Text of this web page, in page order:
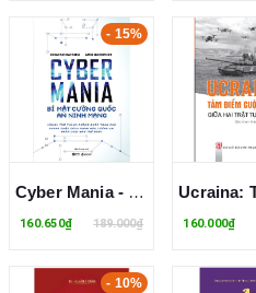
- 15%
Cyber Mania - Bí Mật Cường Quốc An Ninh Mạng - Eviatar Matania, Amir Rapaport
160.650₫ 189.000₫ 160.000₫
- 10%